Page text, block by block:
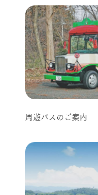
周遊バスのご案内